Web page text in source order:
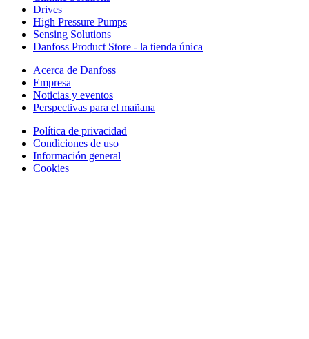
Drives
High Pressure Pumps
Sensing Solutions
Danfoss Product Store - la tienda única
Acerca de Danfoss
Empresa
Noticias y eventos
Perspectivas para el mañana
Política de privacidad
Condiciones de uso
Información general
Cookies